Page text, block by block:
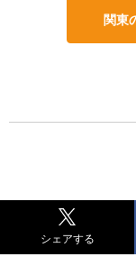
関東
シェアする